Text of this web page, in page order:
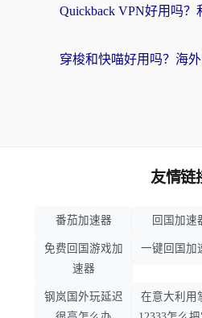
友情链
番茄加速器 回国加速
免费回国游戏加
速器
一键回国加
钢岚国外玩延迟
在意大利用